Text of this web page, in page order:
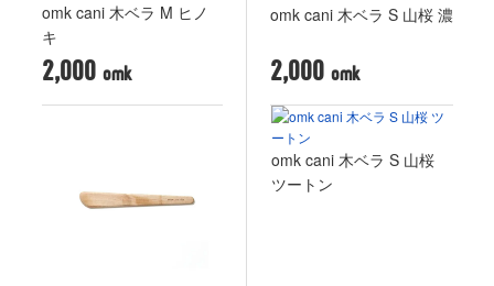
omk cani 木ベラ M ヒノ
キ
2,000
omk cani 木ベラ S 山桜 濃
2,000
omk cani 木ベラ S 山桜
ツートン